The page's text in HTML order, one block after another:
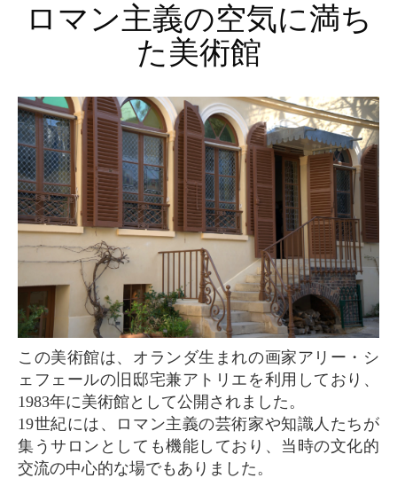
ロマン主義の空気に満ち
た美術館
この美術館は、オランダ生まれの画家アリー・シ
ェフェールの旧邸宅兼アトリエを利用しており、
1983年に美術館として公開されました。
19世紀には、ロマン主義の芸術家や知識人たちが
集うサロンとしても機能しており、当時の文化的
交流の中心的な場でもありました。